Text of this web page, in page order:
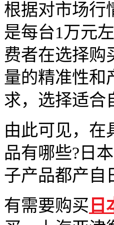
根据对市场行
是每台1万元
费者在选择购
量的精准性和
求，选择适合
由此可见，在
品有哪些?日
子产品都产自
有需要购买 日